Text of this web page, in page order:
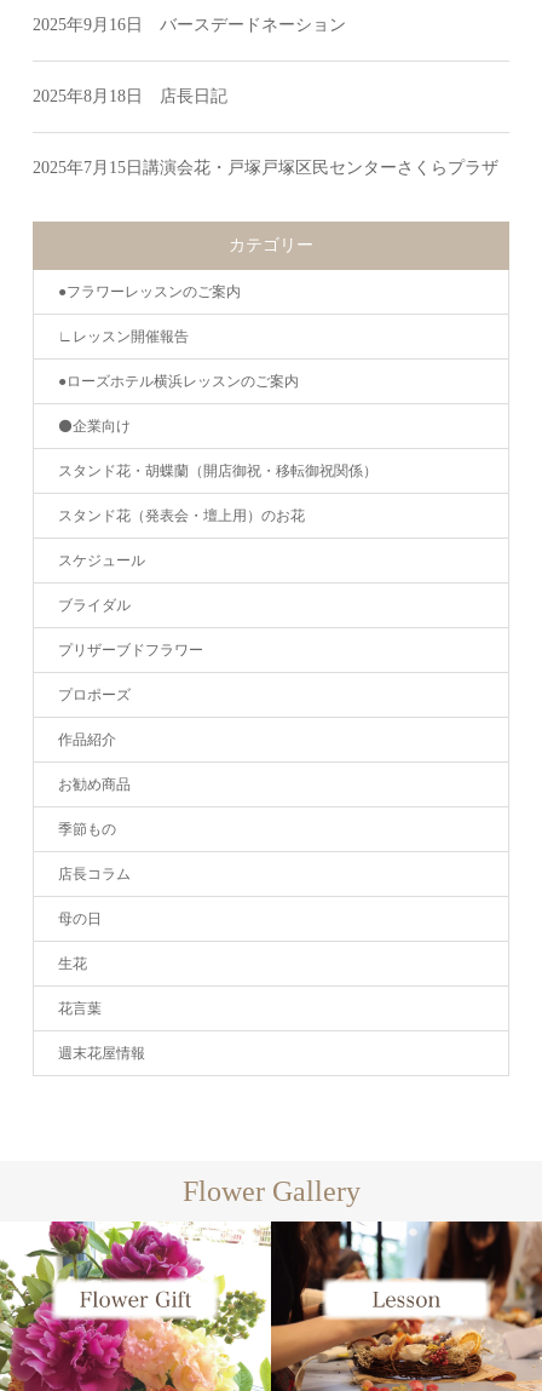
2025年9月16日 バースデードネーション
2025年8月18日 店長日記
2025年7月15日講演会花・戸塚戸塚区民センターさくらプラザ
カテゴリー
●フラワーレッスンのご案内
∟レッスン開催報告
●ローズホテル横浜レッスンのご案内
⚫️企業向け
スタンド花・胡蝶蘭（開店御祝・移転御祝関係）
スタンド花（発表会・壇上用）のお花
スケジュール
ブライダル
プリザーブドフラワー
プロポーズ
作品紹介
お勧め商品
季節もの
店長コラム
母の日
生花
花言葉
週末花屋情報
Flower Gallery